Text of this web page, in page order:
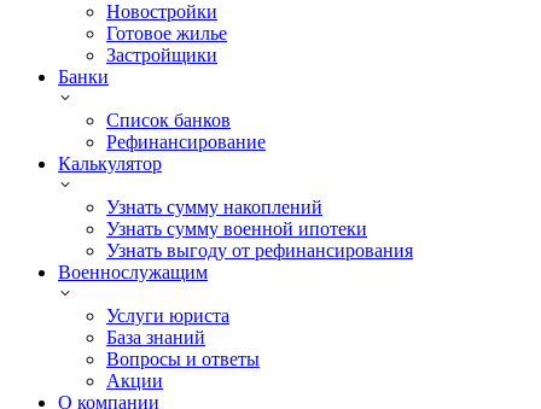
Новостройки
Готовое жилье
Застройщики
Банки
Список банков
Рефинансирование
Калькулятор
Узнать сумму накоплений
Узнать сумму военной ипотеки
Узнать выгоду от рефинансирования
Военнослужащим
Услуги юриста
База знаний
Вопросы и ответы
Акции
О компании